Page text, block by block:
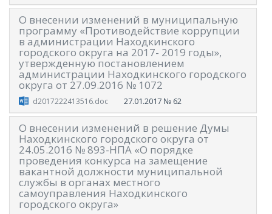
О внесении изменений в муниципальную
программу «Противодействие коррупции
в администрации Находкинского
городского округа на 2017- 2019 годы»,
утвержденную постановлением
администрации Находкинского городского
округа от 27.09.2016 № 1072
d2017222413516.doc 27.01.2017 № 62
О внесении изменений в решение Думы
Находкинского городского округа от
24.05.2016 № 893-НПА «О порядке
проведения конкурса на замещение
вакантной должности муниципальной
службы в органах местного
самоуправления Находкинского
городского округа»